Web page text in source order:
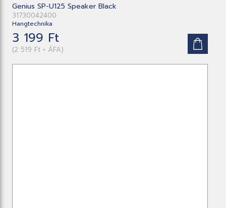
Genius SP-U125 Speaker Black
31730042400
Hangtechnika
3 199 Ft
(2 519 Ft + ÁFA)